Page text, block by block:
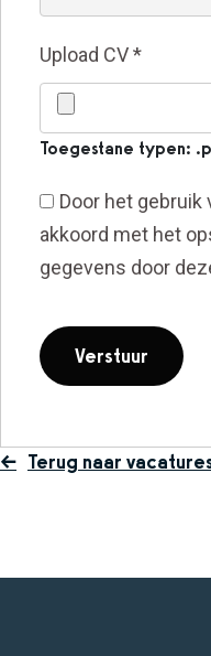
Upload CV*
Toegestane typen:
Door het gebruik
akkoord met het
gegevens door
Terug naar